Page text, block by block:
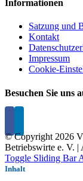
Informationen
Satzung und
Kontakt
Impressum
Cookie-
Besuchen Sie uns
© Copyright 2026
Betriebswirte e. V. |
Toggle Sliding Bar
Inhalt